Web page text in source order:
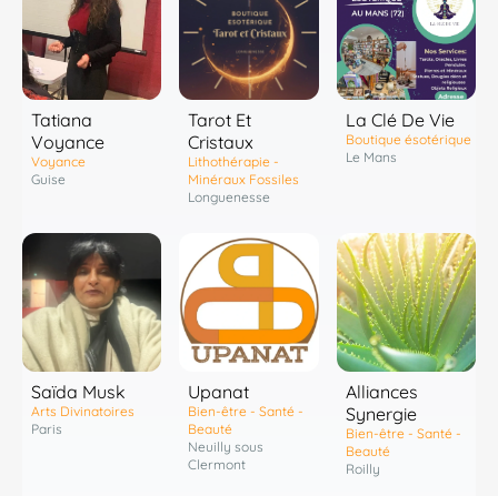
Tatiana
Voyance
Voyance
Guise
Tarot Et
Cristaux
Lithothérapie -
Minéraux Fossiles
Longuenesse
La Clé De Vie
Boutique ésotérique
Le Mans
Saïda Musk
Arts Divinatoires
Paris
Upanat
Bien-être - Santé -
Beauté
Neuilly sous
Clermont
Alliances
Synergie
Bien-être - Santé -
Beauté
Roilly